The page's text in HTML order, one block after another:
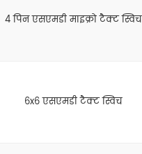
4 पिन एसएमडी माइक्रो टैक्ट स्विच
6x6 एसएमडी टैक्ट स्विच